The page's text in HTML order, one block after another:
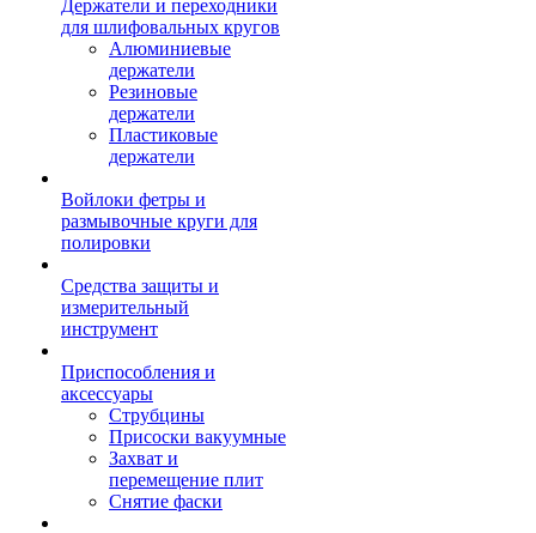
Держатели и переходники
для шлифовальных кругов
Алюминиевые
держатели
Резиновые
держатели
Пластиковые
держатели
Войлоки фетры и
размывочные круги для
полировки
Средства защиты и
измерительный
инструмент
Приспособления и
аксессуары
Струбцины
Присоски вакуумные
Захват и
перемещение плит
Снятие фаски